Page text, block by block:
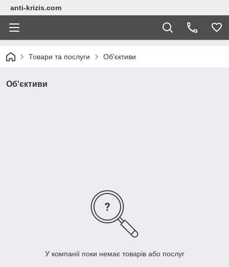
anti-krizis.com
Товари та послуги Об'єктиви
Об'єктиви
У компанії поки немає товарів або послуг